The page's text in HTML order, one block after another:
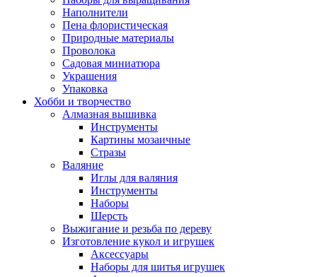
Наполнители
Пена флористическая
Природные материалы
Проволока
Садовая миниатюра
Украшения
Упаковка
Хобби и творчество
Алмазная вышивка
Инструменты
Картины мозаичные
Стразы
Валяние
Иглы для валяния
Инструменты
Наборы
Шерсть
Выжигание и резьба по дереву
Изготовление кукол и игрушек
Аксессуары
Наборы для шитья игрушек